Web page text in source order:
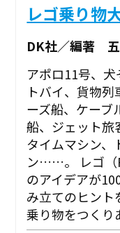
レゴ乗り物
DK社／編著
アポロ11号、
トバイ、貨物
ーズ船、ケーブ
船、ジェット旅
タイムマシン、
ン……。 レゴ（
のアイデアが
み立てのヒント
乗り物をつくり